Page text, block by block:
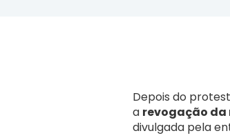
Depois do
a revogação da
divulgada pela